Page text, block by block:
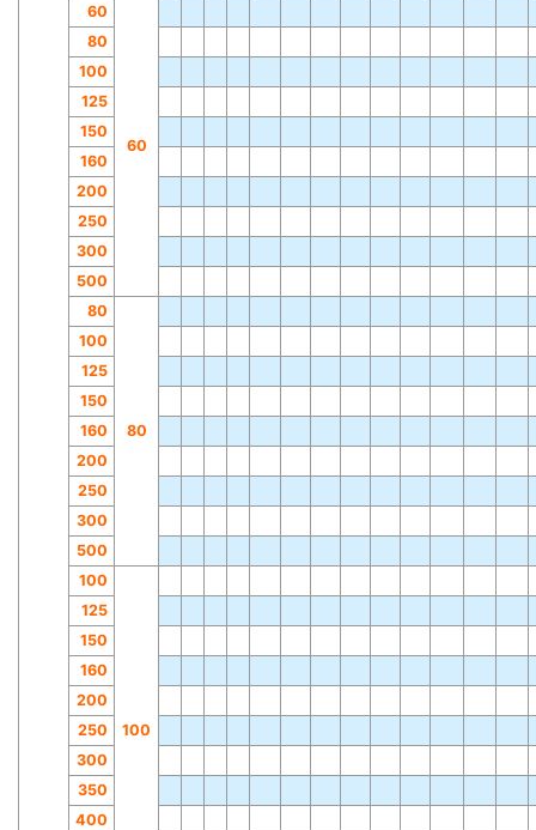
60
60
80
100
125
150
160
200
250
300
500
80
80
100
125
150
160
200
250
300
500
100
100
125
150
160
200
250
300
350
400